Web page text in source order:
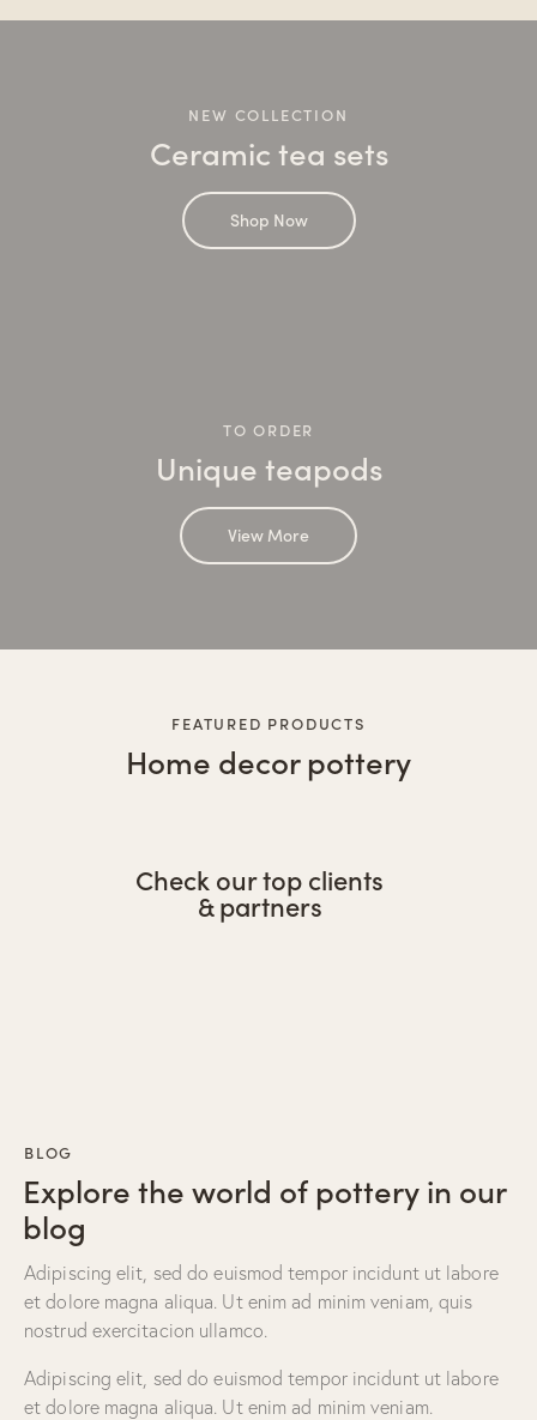
NEW COLLECTION
Ceramic tea sets
Shop Now
TO ORDER
Unique teapods
View More
FEATURED PRODUCTS
Home decor pottery
Check our top clients
& partners
BLOG
Explore the world of pottery in our
blog
Adipiscing elit, sed do euismod tempor incidunt ut labore
et dolore magna aliqua. Ut enim ad minim veniam, quis
nostrud exercitacion ullamco.
Adipiscing elit, sed do euismod tempor incidunt ut labore
et dolore magna aliqua. Ut enim ad minim veniam.